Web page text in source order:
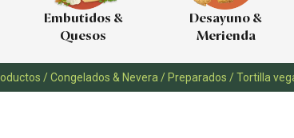
Embutidos &
Quesos
Desayuno &
Merienda
/Congelados & Nevera /Preparados /Tortilla